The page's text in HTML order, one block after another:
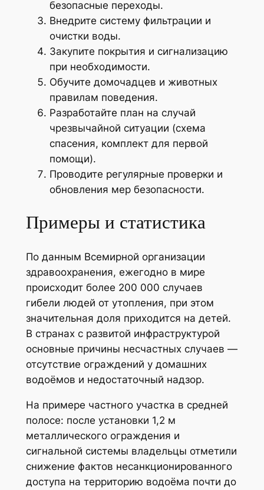
безопасные переходы.
Внедрите систему фильтрации и
очистки воды.
Закупите покрытия и сигнализацию
при необходимости.
Обучите домочадцев и животных
правилам поведения.
Разработайте план на случай
чрезвычайной ситуации (схема
спасения, комплект для первой
помощи).
Проводите регулярные проверки и
обновления мер безопасности.
Примеры и статистика
По данным Всемирной организации
здравоохранения, ежегодно в мире
происходит более 200 000 случаев
гибели людей от утопления, при этом
значительная доля приходится на детей.
В странах с развитой инфраструктурой
основные причины несчастных случаев —
отсутствие ограждений у домашних
водоёмов и недостаточный надзор.
На примере частного участка в средней
полосе: после установки 1,2 м
металлического ограждения и
сигнальной системы владельцы отметили
снижение фактов несанкционированного
доступа на территорию водоёма почти до